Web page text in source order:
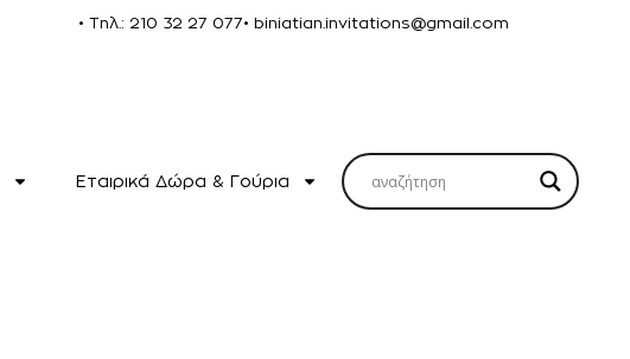
• Τηλ.: 210 32 27 077• biniatian.invitations@gmail.com
Εταιρικά Δώρα & Γούρια